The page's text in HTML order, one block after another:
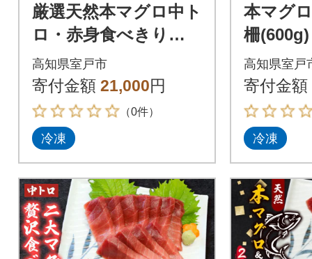
厳選天然本マグロ中ト
ロ・赤身食べきりセ
ット【400g】
高知県室戸市
寄付金額 21,000円
（0件）
冷凍
本マグ
柵(600g)
高知県室戸
寄付金額
冷凍